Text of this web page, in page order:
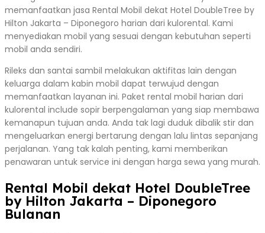
memanfaatkan jasa Rental Mobil dekat Hotel DoubleTree by
Hilton Jakarta – Diponegoro harian dari kulorental. Kami
menyediakan mobil yang sesuai dengan kebutuhan seperti
mobil anda sendiri.
Rileks dan santai sambil melakukan aktifitas lain dengan
keluarga dalam kabin mobil dapat terwujud dengan
memanfaatkan layanan ini. Paket rental mobil harian dari
kulorental include sopir berpengalaman yang siap membawa
kemanapun tujuan anda. Anda tak lagi duduk dibalik stir dan
mengeluarkan energi bertarung dengan lalu lintas sepanjang
perjalanan. Yang tak kalah penting, kami memberikan
penawaran untuk service ini dengan harga sewa yang murah.
Rental Mobil dekat Hotel DoubleTree
by Hilton Jakarta – Diponegoro
Bulanan